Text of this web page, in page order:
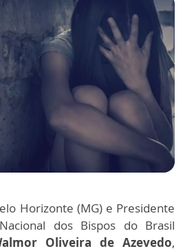
Horizonte (MG) e Presidente
dos Bispos do Brasil
Oliveira de Azevedo,